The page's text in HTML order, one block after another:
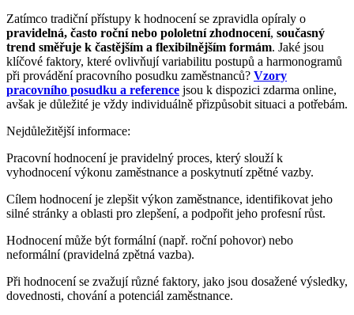
Zatímco tradiční přístupy k hodnocení se zpravidla opíraly o
pravidelná, často roční nebo pololetní zhodnocení, současný
trend směřuje k častějším a flexibilnějším formám. Jaké jsou
klíčové faktory, které ovlivňují variabilitu postupů a harmonogramů
při provádění pracovního posudku zaměstnanců? Vzory
pracovního posudku a reference jsou k dispozici zdarma online,
avšak je důležité je vždy individuálně přizpůsobit situaci a potřebám.
Nejdůležitější informace:
Pracovní hodnocení je pravidelný proces, který slouží k
vyhodnocení výkonu zaměstnance a poskytnutí zpětné vazby.
Cílem hodnocení je zlepšit výkon zaměstnance, identifikovat jeho
silné stránky a oblasti pro zlepšení, a podpořit jeho profesní růst.
Hodnocení může být formální (např. roční pohovor) nebo
neformální (pravidelná zpětná vazba).
Při hodnocení se zvažují různé faktory, jako jsou dosažené výsledky,
dovednosti, chování a potenciál zaměstnance.